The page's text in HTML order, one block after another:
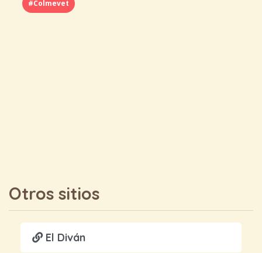
#Colmevet
Otros sitios
El Diván